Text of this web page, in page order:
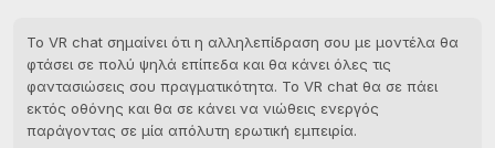
Το VR chat σημαίνει ότι η αλληλεπίδραση σου με μοντέλα θα
φτάσει σε πολύ ψηλά επίπεδα και θα κάνει όλες τις
φαντασιώσεις σου πραγματικότητα. Το VR chat θα σε πάει
εκτός οθόνης και θα σε κάνει να νιώθεις ενεργός
παράγοντας σε μία απόλυτη ερωτική εμπειρία.